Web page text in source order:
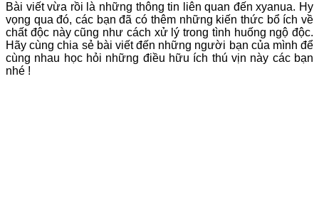
Bài viết vừa rồi là những thông tin liên quan đến xyanua. Hy
vọng qua đó, các bạn đã có thêm những kiến thức bổ ích về
chất độc này cũng như cách xử lý trong tình huống ngộ độc.
Hãy cùng chia sẻ bài viết đến những người bạn của mình để
cùng nhau học hỏi những điều hữu ích thú vịn này các bạn
nhé !